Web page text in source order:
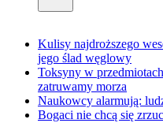
Kulisy najdroższego
jego ślad węglowy
Toksyny w
zatruwamy morza
Naukowcy alarmują:
Bogaci nie chcą się